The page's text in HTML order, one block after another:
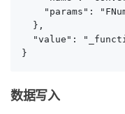
"params":
  },
"value":
}
数据写入